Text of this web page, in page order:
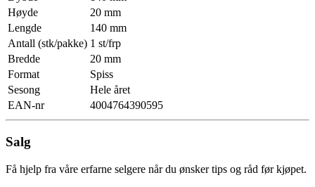
Høyde
20 mm
Lengde
140 mm
Antall (stk/pakke) 1 st/frp
Bredde
20 mm
Format
Spiss
Sesong
Hele året
EAN-nr
4004764390595
Salg
Få hjelp fra våre erfarne selgere når du ønsker tips og råd før kjøpet.